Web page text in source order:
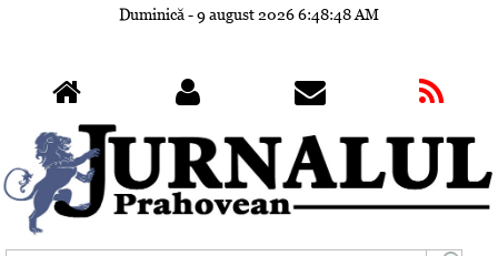
Duminică - 9 august 20266:48:51 AM